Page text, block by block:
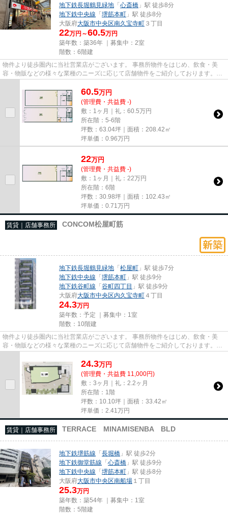
地下鉄長堀鶴見緑地 「心斎橋 」駅 徒歩8分
地下鉄中央線 「堺筋本町 」駅 徒歩8分
大阪府大阪市中央区南久宝寺町 ３丁目
22万円～60.5万円
築年数：築36年 ｜募集中： 2室
階数：6階建
物件より徒歩圏内に当社営業店がございます。 事務所物件をはじめ、飲食・美
容・物販などの様々な業種のニーズに応じて店舗物件をご紹介しております。
尚、弊社ではおとり広告は一切...
60.5万円
(管理費・共益費 -)
敷：1ヶ月｜礼：60.5万円
所在階：5-6階
坪数：63.04坪｜面積：208.42㎡
坪単価： 0.96万円
22万円
(管理費・共益費 -)
敷：1ヶ月｜礼：22万円
所在階：6階
坪数：30.98坪｜面積：102.43㎡
坪単価： 0.71 万円
賃貸｜店舗事務所 CONCOM松屋町筋
地下鉄長堀鶴見緑地 「松屋町 」駅 徒歩7分
地下鉄中央線 「堺筋本町 」駅 徒歩9分
地下鉄谷町線 「谷町四丁目 」駅 徒歩9分
大阪府大阪市中央区内久宝寺町 ４丁目
24.3万円
築年数：予定 ｜募集中： 1室
階数：10階建
物件より徒歩圏内に当社営業店がございます。 事務所物件をはじめ、飲食・美
容・物販などの様々な業種のニーズに応じて店舗物件をご紹介しております。
尚、弊社ではおとり広告は一切...
24.3万円
(管理費・共益費 11,000円)
敷：3ヶ月｜礼：2.2ヶ月
所在階：1階
坪数：10.10坪｜面積：33.42㎡
坪単価： 2.41 万円
賃貸｜店舗事務所 TERRACE MINAMISENBA BLD
地下鉄堺筋線 「長堀橋 」駅 徒歩2分
地下鉄御堂筋線 「心斎橋 」駅 徒歩9分
地下鉄中央線 「堺筋本町 」駅 徒歩8分
大阪府大阪市中央区南船場 １丁目
25.3万円
築年数：築54年 ｜募集中： 1室
階数：5階建